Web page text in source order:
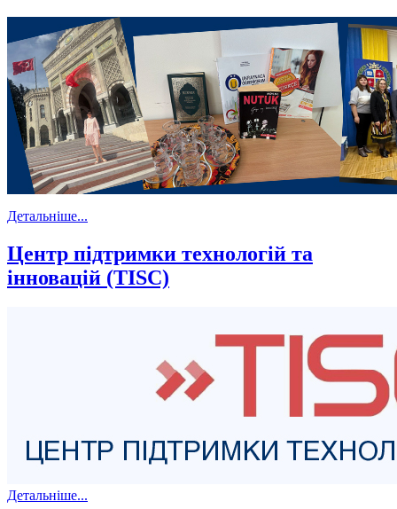
Детальніше...
Центр підтримки технологій та
інновацій (TISC)
Детальніше...